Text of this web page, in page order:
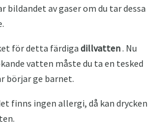
av gaser om du tar dessa
för detta färdigadillvatten. Nu
vatten måste du ta en tesked
börjar ge barnet.
finns ingen allergi, då kan drycken